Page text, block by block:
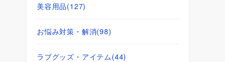
美容用品(127)
お悩み対策・解消(98)
ラブグッズ・アイテム(44)